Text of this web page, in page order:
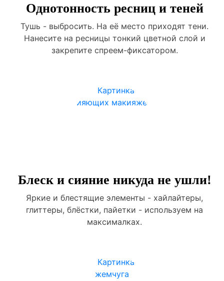
Однотонность ресниц и теней
Тушь - выбросить. На её место приходят тени.
Нанесите на ресницы тонкий цветной слой и
закрепите спреем-фиксатором.
Блеск и сияние никуда не ушли!
Яркие и блестящие элементы - хайлайтеры,
глиттеры, блёстки, пайетки - используем на
максималках.